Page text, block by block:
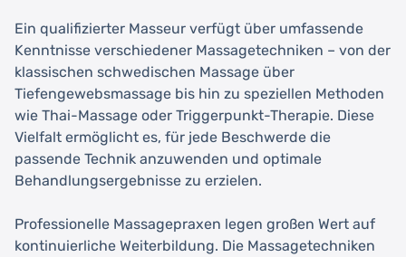
Ein qualifizierter Masseur verfügt über umfassende
Kenntnisse verschiedener Massagetechniken – von der
klassischen schwedischen Massage über
Tiefengewebsmassage bis hin zu speziellen Methoden
wie Thai-Massage oder Triggerpunkt-Therapie. Diese
Vielfalt ermöglicht es, für jede Beschwerde die
passende Technik anzuwenden und optimale
Behandlungsergebnisse zu erzielen.
Professionelle Massagepraxen legen großen Wert auf
kontinuierliche Weiterbildung. Die Massagetechniken